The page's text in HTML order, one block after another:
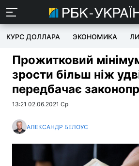
КУРС ДОЛЛАРА ЭКОНОМИКА
Прожитковий
зрости більш ніж
передбачає
13:21 02.06.2021 Ср
АЛЕКСАНДР БЕЛОУС